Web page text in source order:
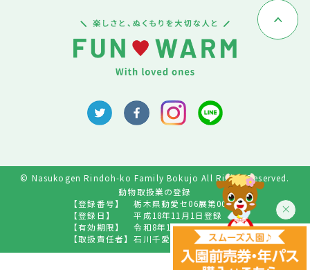
© Nasukogen Rindoh-ko Family Bokujo All Rights Reserved.
動物取扱業の登録
【登録番号】
栃木県動愛セ06展第009号
【登録日】
平成18年11月1日登録
【有効期限】
令和8年10月31日
【取扱責任者】 石川千愛